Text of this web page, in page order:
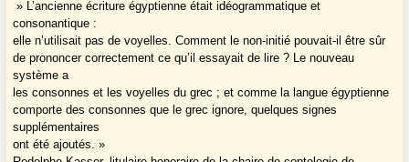
» L’ancienne écriture égyptienne était idéogrammatique et
consonantique :
elle n’utilisait pas de voyelles. Comment le non-initié pouvait-il être sûr
de prononcer correctement ce qu’il essayait de lire ? Le nouveau
système a
les consonnes et les voyelles du grec ; et comme la langue égyptienne
comporte des consonnes que le grec ignore, quelques signes
supplémentaires
ont été ajoutés. »